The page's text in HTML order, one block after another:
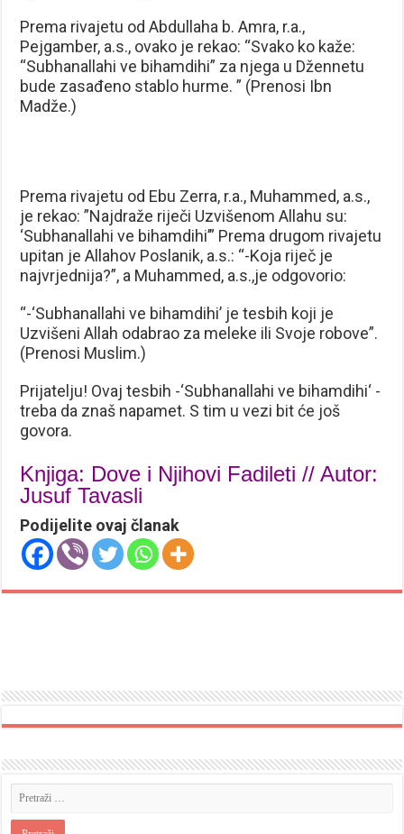
Prema rivajetu od Abdullaha b. Amra, r.a.,
Pejgamber, a.s., ovako je rekao: “Svako ko kaže:
“Subhanallahi ve bihamdihi” za njega u Džennetu
bude zasađeno stablo hurme. ” (Prenosi Ibn
Madže.)
Prema rivajetu od Ebu Zerra, r.a., Muhammed, a.s.,
je rekao: ”Najdraže riječi Uzvišenom Allahu su:
‘Subhanallahi ve bihamdihi’” Prema drugom rivajetu
upitan je Allahov Poslanik, a.s.: “-Koja riječ je
najvrjednija?”, a Muhammed, a.s.,je odgovorio:
“-‘Subhanallahi ve bihamdihi’ je tesbih koji je
Uzvišeni Allah odabrao za meleke ili Svoje robove”.
(Prenosi Muslim.)
Prijatelju! Ovaj tesbih -‘Subhanallahi ve bihamdihi‘ -
treba da znaš napamet. S tim u vezi bit će još
govora.
Knjiga: Dove i Njihovi Fadileti // Autor:
Jusuf Tavasli
Podijelite ovaj članak